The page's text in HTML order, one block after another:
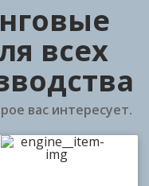
всех
вас интересует.